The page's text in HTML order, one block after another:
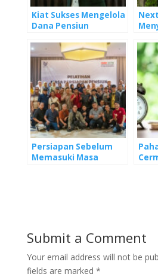
Kiat Sukses Mengelola
Dana Pensiun
Persiapan Sebelum
Memasuki Masa
Submit a Comment
Your email address will not be
fields are marked *